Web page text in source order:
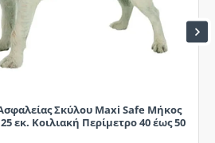
Σκύλου Maxi Safe Μήκος
εκ. Κοιλιακή Περίμετρο 40 έως 50